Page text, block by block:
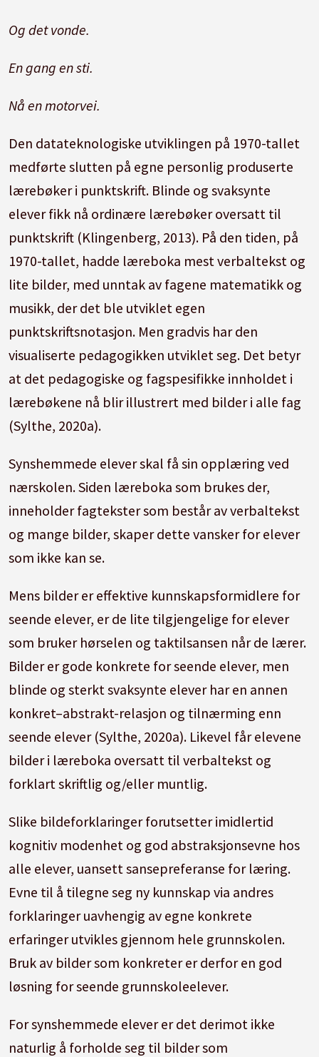
Og det vonde.
En gang en sti.
Nå en motorvei.
Den datateknologiske utviklingen på 1970-tallet
medførte slutten på egne personlig produserte
lærebøker i punktskrift. Blinde og svaksynte
elever fikk nå ordinære lærebøker oversatt til
punktskrift (Klingenberg, 2013). På den tiden, på
1970-tallet, hadde læreboka mest verbaltekst og
lite bilder, med unntak av fagene matematikk og
musikk, der det ble utviklet egen
punktskriftsnotasjon. Men gradvis har den
visualiserte pedagogikken utviklet seg. Det betyr
at det pedagogiske og fagspesifikke innholdet i
lærebøkene nå blir illustrert med bilder i alle fag
(Sylthe, 2020a).
Synshemmede elever skal få sin opplæring ved
nærskolen.Siden læreboka som brukes der,
inneholder fagtekster som består av verbaltekst
og mange bilder, skaper dette vansker for elever
som ikke kan se.
Mens bilder er effektive kunnskapsformidlere for
seende elever, er de lite tilgjengelige for elever
som bruker hørselen og taktilsansen når de lærer.
Bilder er gode konkrete for seende elever, men
blinde og sterkt svaksynte elever har en annen
konkret–abstrakt-relasjon og tilnærming enn
seende elever (Sylthe, 2020a). Likevel får elevene
bilder i læreboka oversatt til verbaltekst og
forklart skriftlig og/eller muntlig.
Slike bildeforklaringer forutsetter imidlertid
kognitiv modenhet og god abstraksjonsevne hos
alle elever, uansett sansepreferanse for læring.
Evne til å tilegne seg ny kunnskap via andres
forklaringer uavhengig av egne konkrete
erfaringer utvikles gjennom hele grunnskolen.
Bruk av bilder som konkreter er derfor en god
løsning for seende grunnskoleelever.
For synshemmede elever er det derimot ikke
naturlig å forholde seg til bilder som